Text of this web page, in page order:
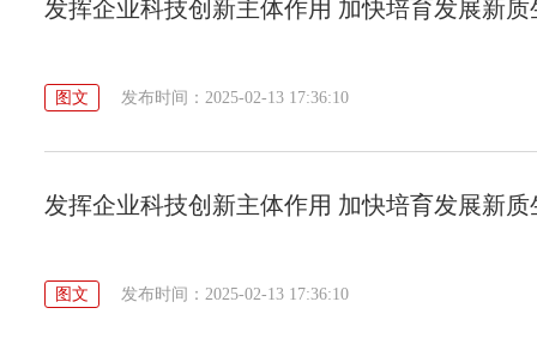
发挥企业科技创新主体作用 加快培育发展新质
图文 发布时间：2025-02-13 17:36:10
发挥企业科技创新主体作用 加快培育发展新质
图文 发布时间：2025-02-13 17:36:10